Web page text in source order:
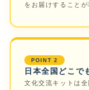
をお届けすること
POINT 2
日本全国どこで
文化交流キットは